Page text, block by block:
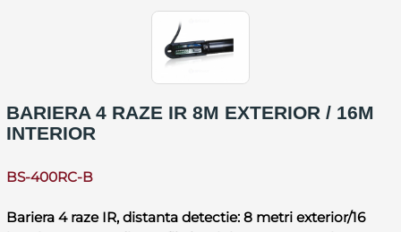
BARIERA 4 RAZE IR 8M EXTERIOR / 16M
INTERIOR
BS-400RC-B
Bariera 4 raze IR, distanta detectie: 8 metri exterior/16